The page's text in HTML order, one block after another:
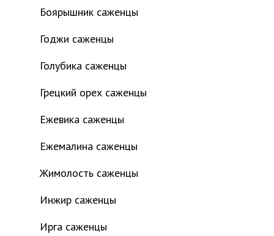
Боярышник саженцы
Годжи саженцы
Голубика саженцы
Грецкий орех саженцы
Ежевика саженцы
Ежемалина саженцы
Жимолость саженцы
Инжир саженцы
Ирга саженцы